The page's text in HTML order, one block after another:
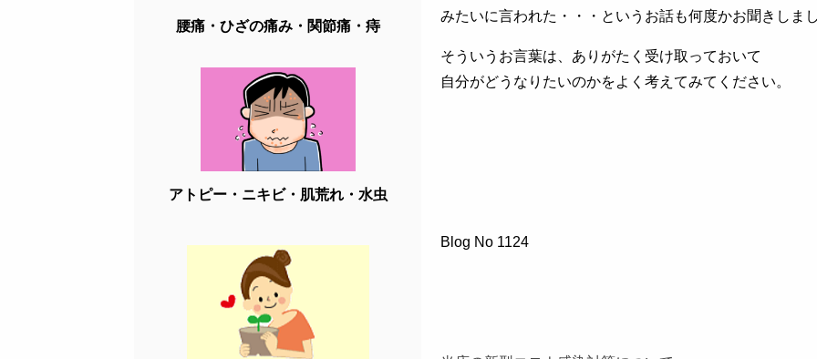
みたいに言われた・・・というお話も何度かお聞きしま
そういうお言葉は、ありがたく受け取っておいて
自分がどうなりたいのかをよく考えてみてください。
Blog No 1124
腰痛・ひざの痛み・関節痛・痔
アトピー・ニキビ・肌荒れ・水虫